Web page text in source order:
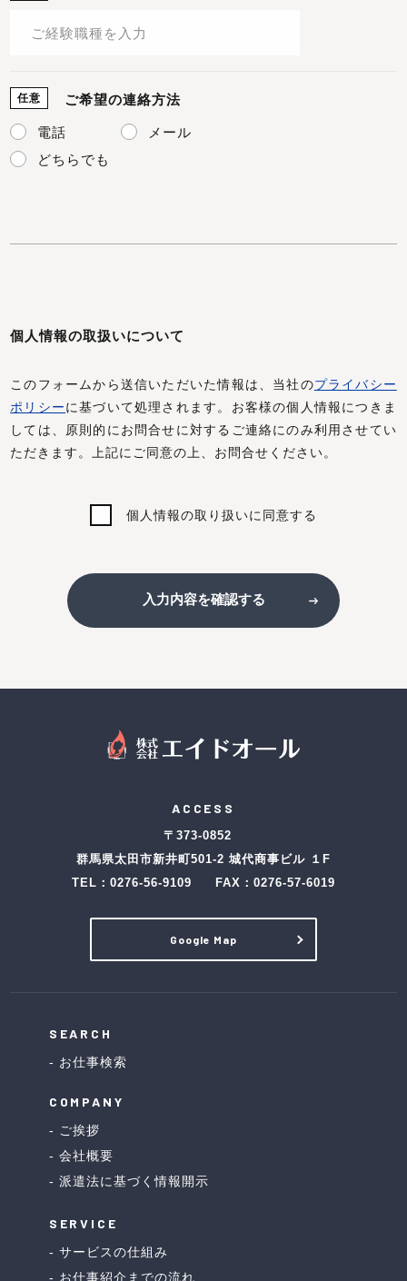
任意 ご希望の連絡方法
電話
メール
どちらでも
個人情報の取扱いについて
このフォームから送信いただいた情報は、当社のプライバシー
ポリシーに基づいて処理されます。お客様の個人情報につきま
しては、原則的にお問合せに対するご連絡にのみ利用させてい
ただきます。上記にご同意の上、お問合せください。
個人情報の取り扱いに同意する
入力内容を確認する
ACCESS
〒373-0852
群馬県太田市新井町501-2 城代商事ビル １F
TEL： 0276-56-9109 FAX：0276-57-6019
Google Map
SEARCH
お仕事検索
COMPANY
ご挨拶
会社概要
派遣法に基づく情報開示
SERVICE
サービスの仕組み
お仕事紹介までの流れ